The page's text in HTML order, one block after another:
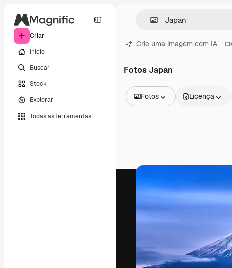
Criar
Início
Buscar
Stock
Explorar
Todas as ferramentas
Crie uma imagem com IA
Fotos Japan
Fotos
Vídeos
Animações
Modelos de vídeos
Ícones
Modelos 3D
Licença
A plataforma
seu melhor
assinantes entre
agências e